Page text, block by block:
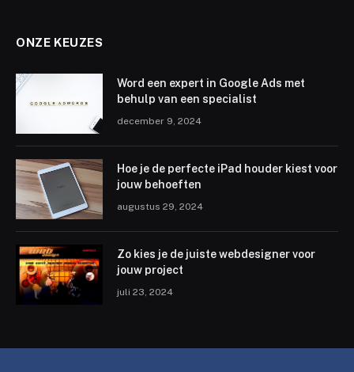
ONZE KEUZES
Word een expert in Google Ads met
behulp van een specialist
december 9, 2024
Hoe je de perfecte iPad houder kiest voor
jouw behoeften
augustus 29, 2024
Zo kies je de juiste webdesigner voor
jouw project
juli 23, 2024